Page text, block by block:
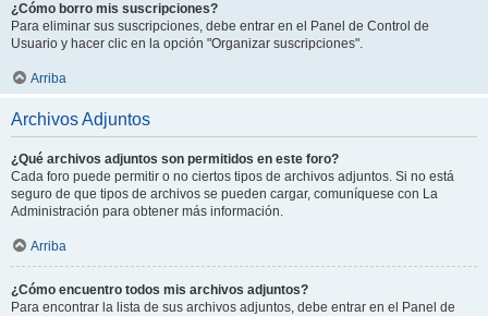
¿Cómo borro mis suscripciones?
Para eliminar sus suscripciones, debe entrar en el Panel de Control de
Usuario y hacer clic en la opción "Organizar suscripciones".
Arriba
Archivos Adjuntos
¿Qué archivos adjuntos son permitidos en este foro?
Cada foro puede permitir o no ciertos tipos de archivos adjuntos. Si no está
seguro de que tipos de archivos se pueden cargar, comuníquese con La
Administración para obtener más información.
Arriba
¿Cómo encuentro todos mis archivos adjuntos?
Para encontrar la lista de sus archivos adjuntos, debe entrar en el Panel de